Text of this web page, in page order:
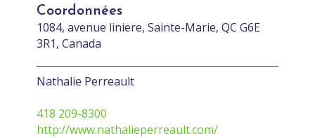
Coordonnées
1084, avenue liniere, Sainte-Marie, QC G6E
3R1, Canada
Nathalie Perreault
418 209-8300
http://www.nathalieperreault.com/